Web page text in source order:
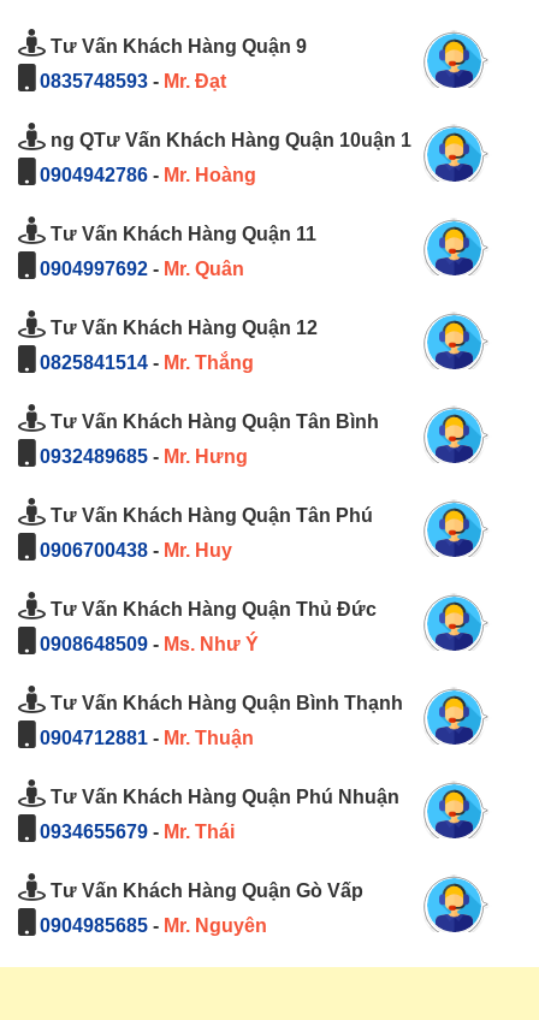
Tư Vấn Khách Hàng Quận 9
0835748593 - Mr. Đạt
ng QTư Vấn Khách Hàng Quận 10uận 1
0904942786 - Mr. Hoàng
Tư Vấn Khách Hàng Quận 11
0904997692 - Mr. Quân
Tư Vấn Khách Hàng Quận 12
0825841514 - Mr. Thắng
Tư Vấn Khách Hàng Quận Tân Bình
0932489685 - Mr. Hưng
Tư Vấn Khách Hàng Quận Tân Phú
0906700438 - Mr. Huy
Tư Vấn Khách Hàng Quận Thủ Đức
0908648509 - Ms. Như Ý
Tư Vấn Khách Hàng Quận Bình Thạnh
0904712881 - Mr. Thuận
Tư Vấn Khách Hàng Quận Phú Nhuận
0934655679 - Mr. Thái
Tư Vấn Khách Hàng Quận Gò Vấp
0904985685 - Mr. Nguyên